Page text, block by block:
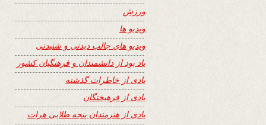
ورزش
ویدیو ها
ویدیو های جالب دیدنی و شنیدنی
یاد بود از دانشمندان و فرهنگیان کشور
یادی از خاطرات گذشته
یادی از فرهیختگان
یادی از هنرمندان پنجه طلایی هرات